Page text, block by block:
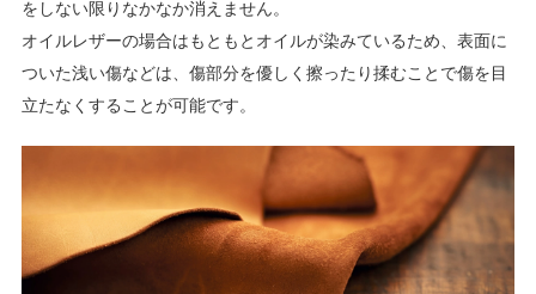
をしない限りなかなか消えません。
オイルレザーの場合はもともとオイルが染みているため、表面に
ついた浅い傷などは、傷部分を優しく擦ったり揉むことで傷を目
立たなくすることが可能です。